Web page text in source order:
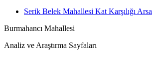
Serik Belek Mahallesi Kat Karşılığı Arsa
Burmahancı Mahallesi
Analiz ve Araştırma Sayfaları